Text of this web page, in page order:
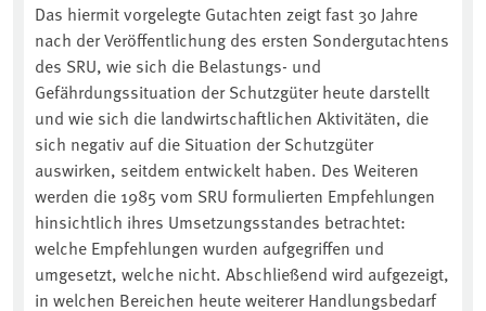
Das hiermit vorgelegte Gutachten zeigt fast 30 Jahre
nach der Veröffentlichung des ersten Sondergutachtens
des SRU, wie sich die Belastungs- und
Gefährdungssituation der Schutzgüter heute darstellt
und wie sich die landwirtschaftlichen Aktivitäten, die
sich negativ auf die Situation der Schutzgüter
auswirken, seitdem entwickelt haben. Des Weiteren
werden die 1985 vom SRU formulierten Empfehlungen
hinsichtlich ihres Umsetzungsstandes betrachtet:
welche Empfehlungen wurden aufgegriffen und
umgesetzt, welche nicht. Abschließend wird aufgezeigt,
in welchen Bereichen heute weiterer Handlungsbedarf